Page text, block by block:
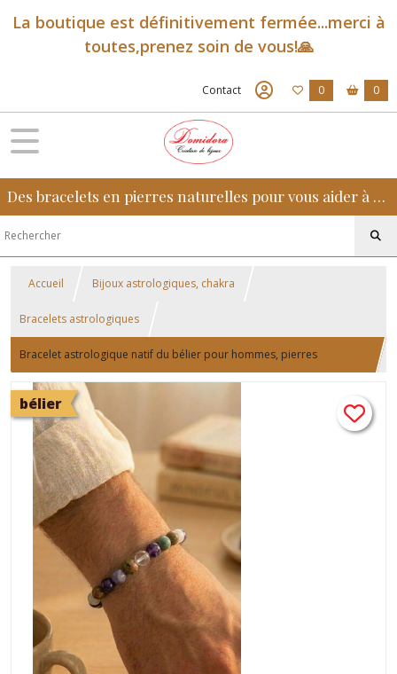
La boutique est définitivement fermée...merci à
toutes,prenez soin de vous!🙏
Contact 0 0
Des bracelets en pierres naturelles pour vous aider à retrouver sérénité, confiance et équilibre au quotidien
Accueil Bijoux astrologiques, chakra
Bracelets astrologiques
Bracelet astrologique natif du bélier pour hommes, pierres
naturelles fluorine, améthyste, unakite
bélier